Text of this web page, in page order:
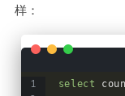
样：
select